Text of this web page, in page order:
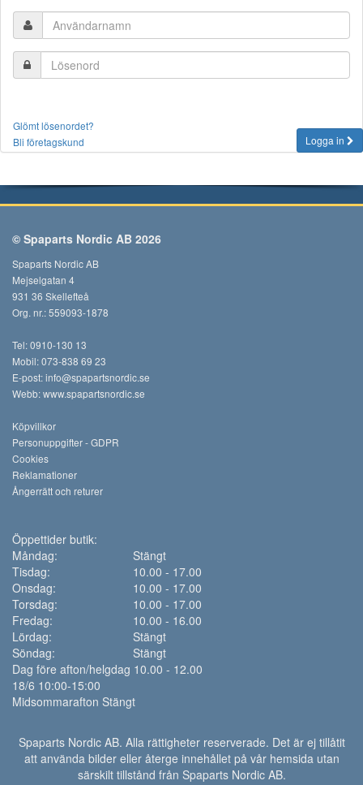
Glömt lösenordet?
Bli företagskund
Logga in
© Spaparts Nordic AB 2026
Spaparts Nordic AB
Mejselgatan 4
931 36 Skellefteå
Org. nr.: 559093-1878
Tel: 0910-130 13
Mobil: 073-838 69 23
E-post:info@spapartsnordic.se
Webb:www.spapartsnordic.se
Köpvillkor
Personuppgifter - GDPR
Cookies
Reklamationer
Ångerrätt och returer
Öppettider butik:
Måndag:
Stängt
Tisdag:
10.00 - 17.00
Onsdag:
10.00 - 17.00
Torsdag:
10.00 - 17.00
Fredag:
10.00 - 16.00
Lördag:
Stängt
Söndag:
Stängt
Dag före afton/helgdag 10.00 - 12.00
18/6 10:00-15:00
Midsommarafton Stängt
Spaparts Nordic AB. Alla rättigheter reserverade. Det är ej tillåtit
att använda bilder eller återge innehållet på vår hemsida utan
särskilt tillstånd från Spaparts Nordic AB.